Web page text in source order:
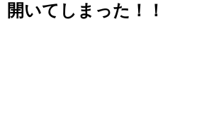
開いてしまった！！